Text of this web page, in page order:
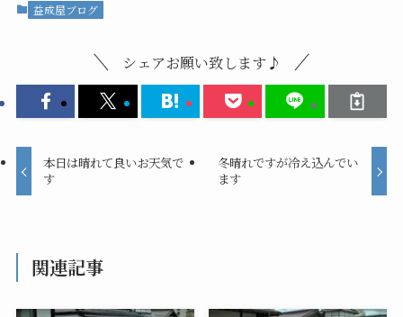
益成屋ブログ
シェアお願い致します♪
本日は晴れて良いお天気で
す
冬晴れですが冷え込んでい
ます
関連記事